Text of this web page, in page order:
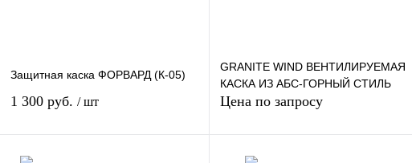
Защитная каска ФОРВАРД (К-05)
1 300 руб. / шт
GRANITE WIND ВЕНТИЛИРУЕМАЯ
КАСКА ИЗ AБС-ГОРНЫЙ СТИЛЬ
Цена по запросу